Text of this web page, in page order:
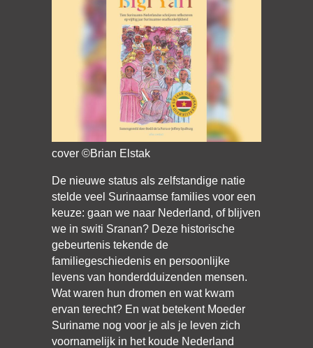
cover ©Brian Elstak
De nieuwe status als zelfstandige natie
stelde veel Surinaamse families voor een
keuze: gaan we naar Nederland, of blijven
we in switi Sranan? Deze historische
gebeurtenis tekende de
familiegeschiedenis en persoonlijke
levens van honderdduizenden mensen.
Wat waren hun dromen en wat kwam
ervan terecht? En wat betekent Moeder
Suriname nog voor je als je leven zich
voornamelijk in het koude Nederland